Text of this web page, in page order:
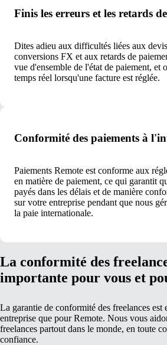
Finis les erreurs et les retards
Dites adieu aux difficultés liées aux
conversions FX et aux retards de
vue d'ensemble de l'état de paiement, et
temps réel lorsqu'une facture est réglée.
Conformité des paiements à
Paiements Remote est conforme aux
en matière de paiement, ce qui garantit
payés dans les délais et de manière
sur votre entreprise pendant que nous
la paie internationale.
La conformité des
importante pour vous et
La garantie de conformité des freelances est
entreprise que pour Remote. Nous vous
freelances partout dans le monde, en toute
confiance.